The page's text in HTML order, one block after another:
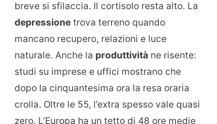
breve si sfilaccia. Il cortisolo resta alto. La
depressione trova terreno quando
mancano recupero, relazioni e luce
naturale. Anche la produttività ne risente:
studi su imprese e uffici mostrano che
dopo la cinquantesima ora la resa oraria
crolla. Oltre le 55, l’extra spesso vale quasi
zero. L’Europa ha un tetto di 48 ore medie